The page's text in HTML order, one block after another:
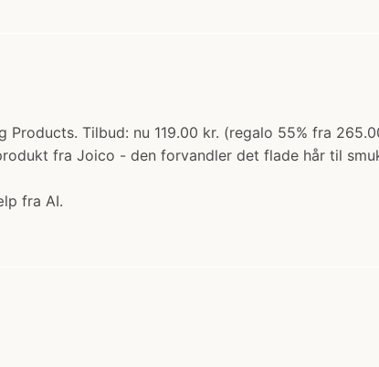
Tilbud: nu 119.00 kr. (regalo 55% fra
fra Joico - den forvandler det flade hår til
fra AI.